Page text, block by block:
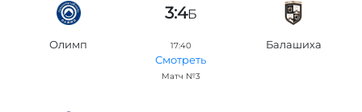
3:4Б
Олимп 17:40
Смотреть
Матч №3
Балашиха